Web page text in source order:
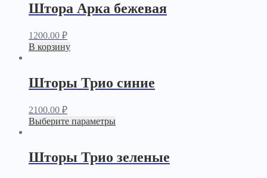
Штора Арка бежевая
1200.00 ₽
В корзину
Шторы Трио синие
2100.00 ₽
Выберите параметры
Шторы Трио зеленые